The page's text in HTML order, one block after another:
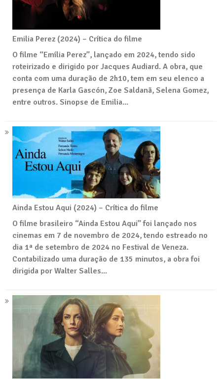
Emilia Perez (2024) – Crítica do filme
O filme “Emília Perez”, lançado em 2024, tendo sido
roteirizado e dirigido por Jacques Audiard. A obra, que
conta com uma duração de 2h10, tem em seu elenco a
presença de Karla Gascón, Zoe Saldanã, Selena Gomez,
entre outros. Sinopse de Emilia...
Ainda Estou Aqui (2024) – Crítica do filme
O filme brasileiro “Ainda Estou Aqui” foi lançado nos
cinemas em 7 de novembro de 2024, tendo estreado no
dia 1ª de setembro de 2024 no Festival de Veneza.
Contabilizado uma duração de 135 minutos, a obra foi
dirigida por Walter Salles...